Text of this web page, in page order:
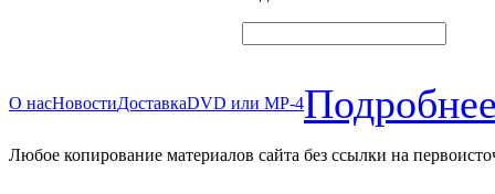
О насНовостиДоставкаDVD или MP-4
Любое копирование материалов сайта без ссылки на